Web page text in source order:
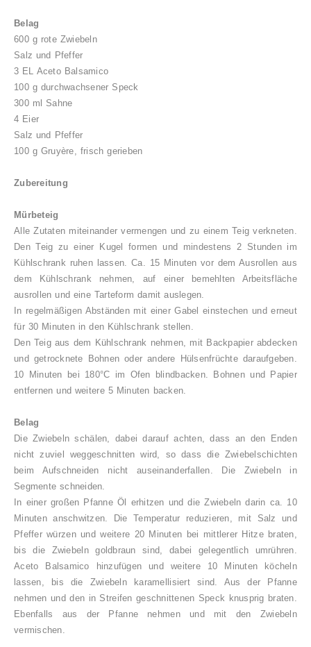
Belag
600 g rote Zwiebeln
Salz und Pfeffer
3 EL Aceto Balsamico
100 g durchwachsener Speck
300 ml Sahne
4 Eier
Salz und Pfeffer
100 g Gruyère, frisch gerieben
Zubereitung
Mürbeteig
Alle Zutaten miteinander vermengen und zu einem Teig verkneten.
Den Teig zu einer Kugel formen und mindestens 2 Stunden im
Kühlschrank ruhen lassen. Ca. 15 Minuten vor dem Ausrollen aus
dem Kühlschrank nehmen, auf einer bemehlten Arbeitsfläche
ausrollen und eine Tarteform damit auslegen.
In regelmäßigen Abständen mit einer Gabel einstechen und erneut
für 30 Minuten in den Kühlschrank stellen.
Den Teig aus dem Kühlschrank nehmen, mit Backpapier abdecken
und getrocknete Bohnen oder andere Hülsenfrüchte daraufgeben.
10 Minuten bei 180°C im Ofen blindbacken. Bohnen und Papier
entfernen und weitere 5 Minuten backen.
Belag
Die Zwiebeln schälen, dabei darauf achten, dass an den Enden
nicht zuviel weggeschnitten wird, so dass die Zwiebelschichten
beim Aufschneiden nicht auseinanderfallen. Die Zwiebeln in
Segmente schneiden.
In einer großen Pfanne Öl erhitzen und die Zwiebeln darin ca. 10
Minuten anschwitzen. Die Temperatur reduzieren, mit Salz und
Pfeffer würzen und weitere 20 Minuten bei mittlerer Hitze braten,
bis die Zwiebeln goldbraun sind, dabei gelegentlich umrühren.
Aceto Balsamico hinzufügen und weitere 10 Minuten köcheln
lassen, bis die Zwiebeln karamellisiert sind. Aus der Pfanne
nehmen und den in Streifen geschnittenen Speck knusprig braten.
Ebenfalls aus der Pfanne nehmen und mit den Zwiebeln
vermischen.